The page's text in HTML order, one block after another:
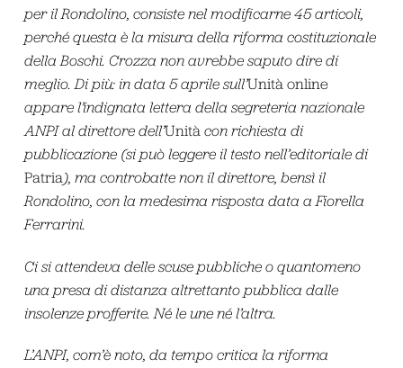
per il Rondolino, consiste nel modificarne 45 articoli,
perché questa è la misura della riforma costituzionale
della Boschi. Crozza non avrebbe saputo dire di
meglio. Di più: in data 5 aprile sull’Unità online
appare l’indignata lettera della segreteria nazionale
ANPI al direttore dell’Unità con richiesta di
pubblicazione (si può leggere il testo nell’editoriale di
Patria), ma controbatte non il direttore, bensì il
Rondolino, con la medesima risposta data a Fiorella
Ferrarini.
Ci si attendeva delle scuse pubbliche o quantomeno
una presa di distanza altrettanto pubblica dalle
insolenze profferite. Né le une né l’altra.
L’ANPI, com’è noto, da tempo critica la riforma